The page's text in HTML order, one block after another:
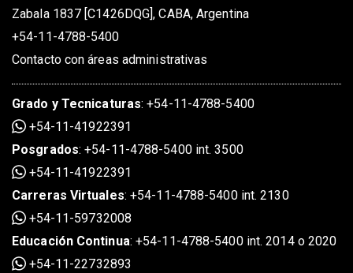
Zabala 1837 [C1426DQG], CABA, Argentina
+54-11-4788-5400
Contacto con áreas administrativas
Grado y Tecnicaturas:+54-11-4788-5400
+54-11-41922391
Posgrados:+54-11-4788-5400 int. 3500
+54-11-41922391
Carreras Virtuales:+54-11-4788-5400 int. 2130
+54-11-59732008
Educación Continua:+54-11-4788-5400 int. 2014 o 2020
+54-11-22732893